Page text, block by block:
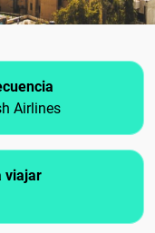
Airlines
viajar